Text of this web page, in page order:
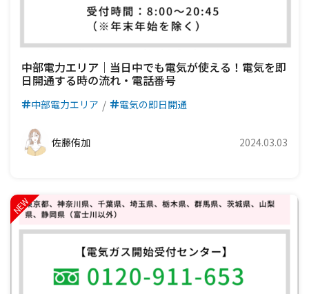
中部電力エリア｜当日中でも電気が使える！電気を即
日開通する時の流れ・電話番号
中部電力エリア 電気の即日開通
佐藤侑加 2024.03.03